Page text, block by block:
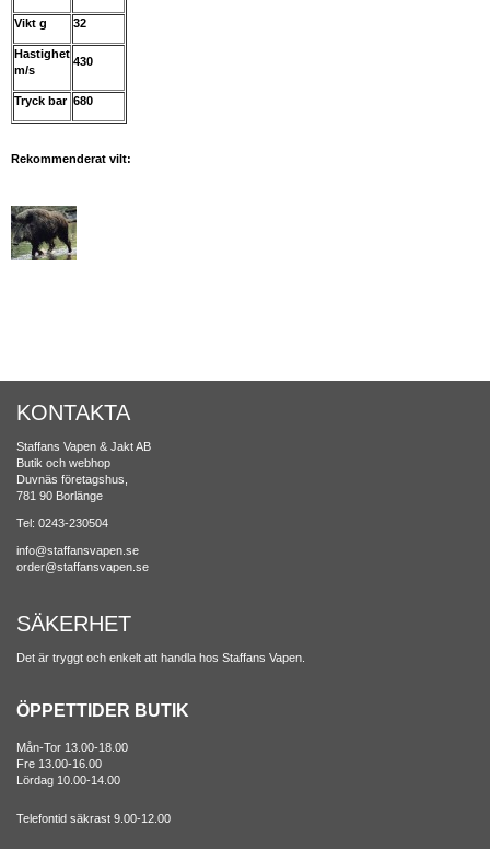
Vikt g 32
Hastighet
m/s
430
Tryck bar 680
Rekommenderat vilt:
KONTAKTA
Staffans Vapen & Jakt AB
Butik och webhop
Duvnäs företagshus,
781 90 Borlänge
Tel: 0243-230504
info@staffansvapen.se
order@staffansvapen.se
SÄKERHET
Det är tryggt och enkelt att handla hos Staffans Vapen.
ÖPPETTIDER BUTIK
Mån-Tor 13.00-18.00
Fre 13.00-16.00
Lördag 10.00-14.00
Telefontid säkrast 9.00-12.00